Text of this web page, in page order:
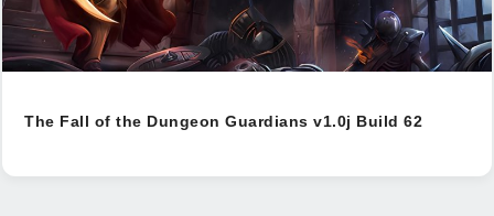
The Fall of the Dungeon Guardians v1.0j Build 62